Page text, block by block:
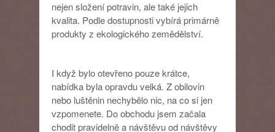
nejen složení potravin, ale také jejich
kvalita. Podle dostupnosti vybírá primárně
produkty z ekologického zemědělství.
I když bylo otevřeno pouze krátce,
nabídka byla opravdu velká. Z obilovin
nebo luštěnin nechybělo nic, na co si jen
vzpomenete. Do obchodu jsem začala
chodit pravidelně a návštěvu od návštěvy